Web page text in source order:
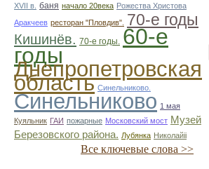
XVII в. баня начало 20века Рожества Христова
Аракчеев ресторан "Пловдив". 70-е годы
Кишинёв. 70-е годы. 60-е
годы
Днепропетровская
область Синельниково.
Синельниково 1 мая
Куяльник ГАИ пожарные Московский мост Музей
Березовского района. Лубянка Николайii
Все ключевые слова >>